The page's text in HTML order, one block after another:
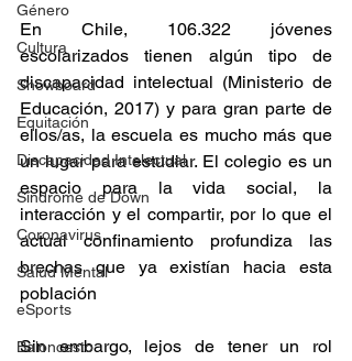
Género
Cultura
Snowboard
Equitación
Discapacidad Intelectual
Síndrome de Down
Coronavirus
Salud Mental
eSports
Baloncesto
En Chile, 106.322 jóvenes
escolarizados tienen algún tipo de
discapacidad intelectual (Ministerio de
Educación, 2017) y para gran parte de
ellos/as, la escuela es mucho más que
un lugar para estudiar. El colegio es un
espacio para la vida social, la
interacción y el compartir, por lo que el
actual confinamiento profundiza las
brechas que ya existían hacia esta
población
Sin embargo, lejos de tener un rol